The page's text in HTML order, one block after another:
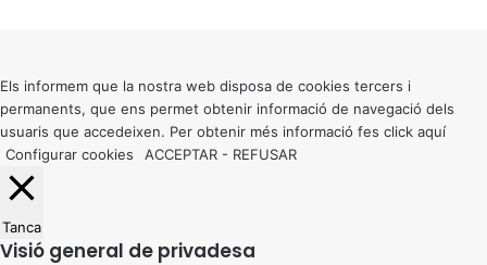
button
Els informem que la nostra web disposa de cookies tercers i
permanents, que ens permet obtenir informació de navegació dels
usuaris que accedeixen. Per obtenir més informació fes click aquí
Configurar cookies
ACCEPTAR - REFUSAR
Tanca
Visió general de privadesa